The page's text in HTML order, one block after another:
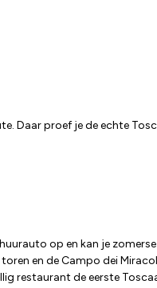
Daar proef je de echte
op en kan je
en de Campo dei
restaurant de eerste